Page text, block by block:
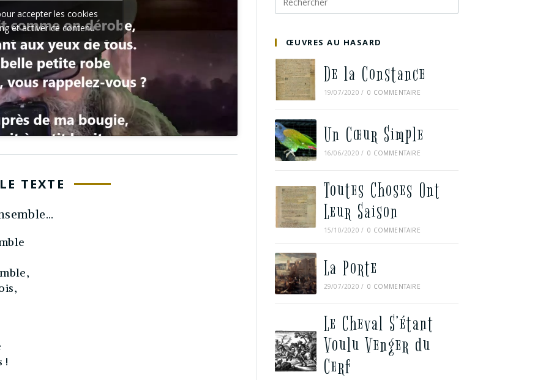
accepter les cookies
et activer ce contenu
LE TEXTE
!
ŒUVRES AU HASARD
De la Constance
19/07/2020 / 0 COMMENTAIRE
Un Cœur Simple
16/06/2020 / 0 COMMENTAIRE
Toutes Choses Ont
Leur Saison
15/10/2020 / 0 COMMENTAIRE
La Porte
29/07/2020 / 0 COMMENTAIRE
Le Cheval S’étant
Voulu Venger du
Cerf